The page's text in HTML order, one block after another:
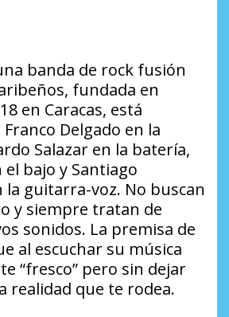
banda de rock fusión
fundada en
en Caracas, está
Delgado en la
Salazar en la batería,
el bajo y Santiago
la guitarra-voz. No buscan
y siempre tratan de
sonidos. La premisa de
al escuchar su música
“fresco” pero sin dejar
realidad que te rodea.